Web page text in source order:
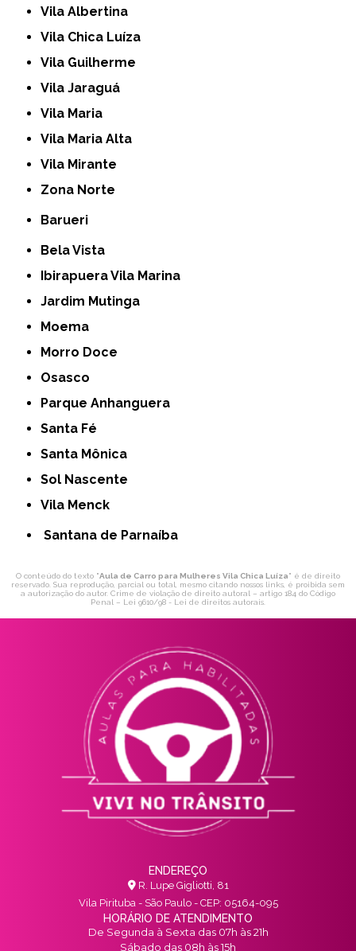
Vila Albertina
Vila Chica Luíza
Vila Guilherme
Vila Jaraguá
Vila Maria
Vila Maria Alta
Vila Mirante
Zona Norte
Barueri
Bela Vista
Ibirapuera Vila Marina
Jardim Mutinga
Moema
Morro Doce
Osasco
Parque Anhanguera
Santa Fé
Santa Mônica
Sol Nascente
Vila Menck
Santana de Parnaíba
O conteúdo do texto "Aula de Carro para Mulheres Vila Chica Luíza" é de direito
reservado. Sua reprodução, parcial ou total, mesmo citando nossos links, é proibida sem
a autorização do autor. Crime de violação de direito autoral – artigo 184 do Código
Penal – Lei 9610/98 - Lei de direitos autorais.
ENDEREÇO
R. Lupe Gigliotti, 81
Vila Pirituba - São Paulo - CEP: 05164-095
HORÁRIO DE ATENDIMENTO
De Segunda à Sexta das 07h às 21h
Sábado das 08h às 15h